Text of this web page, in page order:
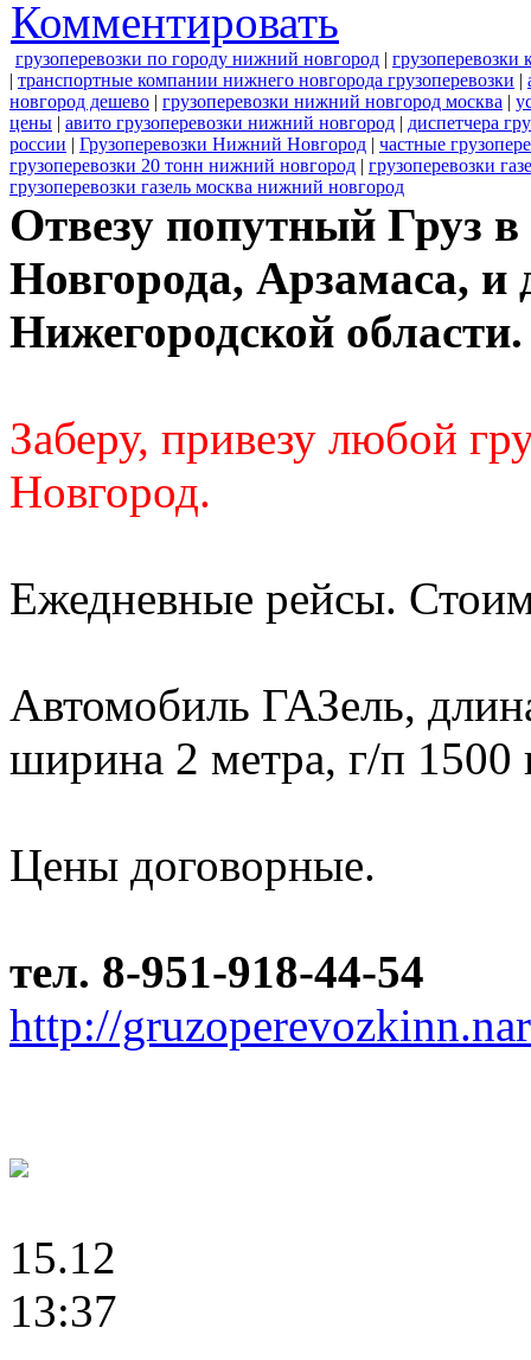
Комментировать
грузоперевозки по городу нижний новгород |
| транспортные компании нижнего новгорода грузоперевозки |
новгород дешево | грузоперевозки нижний новгород москва |
цены | авито грузоперевозки нижний новгород | диспетчера
россии | Грузоперевозки Нижний Новгород | частные
грузоперевозки 20 тонн нижний новгород | грузоперевозки
грузоперевозки газель москва нижний новгород
Отвезу попутный Груз
Новгорода, Арзамаса, и
Нижегородской области.
Заберу, привезу любой
Новгород.
Ежедневные рейсы.
Автомобиль ГАЗель,
ширина 2 метра, г/п 1500
Цены договорные.
тел. 8-951-918-44-54
http://
15.12
13:37